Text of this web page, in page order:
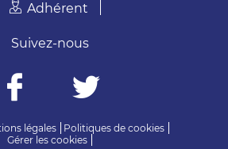
Adhérent
légales
Politiques de cookies
Gérer les cookies
Suivez-nous